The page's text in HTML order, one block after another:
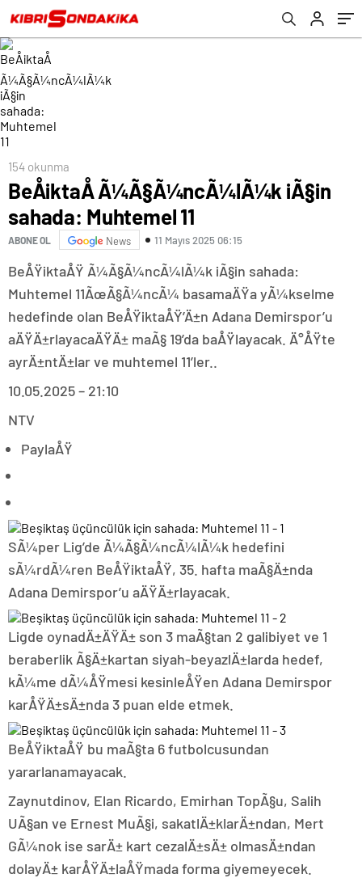
154 okunma
BeÅiktaÅ Ã¼Ã§Ã¼ncÃ¼lÃ¼k iÃ§in
sahada: Muhtemel 11
ABONE OL News 11 Mayıs 2025 06:15
BeÅŸiktaÅŸ Ã¼Ã§Ã¼ncÃ¼lÃ¼k iÃ§in sahada:
Muhtemel 11ÃœÃ§Ã¼ncÃ¼ basamaÄŸa yÃ¼kselme
hedefinde olan BeÅŸiktaÅŸ’Ä±n Adana Demirspor’u
aÄŸÄ±rlayacaÄŸÄ± maÃ§ 19’da baÅŸlayacak. Ä°ÅŸte
ayrÄ±ntÄ±lar ve muhtemel 11’ler..
10.05.2025 – 21:10
NTV
PaylaÅŸ
SÃ¼per Lig’de Ã¼Ã§Ã¼ncÃ¼lÃ¼k hedefini
sÃ¼rdÃ¼ren BeÅŸiktaÅŸ, 35. hafta maÃ§Ä±nda
Adana Demirspor’u aÄŸÄ±rlayacak.
Ligde oynadÄ±ÄŸÄ± son 3 maÃ§tan 2 galibiyet ve 1
beraberlik Ã§Ä±kartan siyah-beyazlÄ±larda hedef,
kÃ¼me dÃ¼ÅŸmesi kesinleÅŸen Adana Demirspor
karÅŸÄ±sÄ±nda 3 puan elde etmek.
BeÅŸiktaÅŸ bu maÃ§ta 6 futbolcusundan
yararlanamayacak.
Zaynutdinov, Elan Ricardo, Emirhan TopÃ§u, Salih
UÃ§an ve Ernest MuÃ§i, sakatlÄ±klarÄ±ndan, Mert
GÃ¼nok ise sarÄ± kart cezalÄ±sÄ± olmasÄ±ndan
dolayÄ± karÅŸÄ±laÅŸmada forma giyemeyecek.